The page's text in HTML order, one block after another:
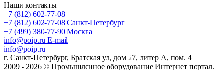
Наши контакты
+7 (812) 602-77-08
+7 (812) 602-77-08 Санкт-Петербург
+7 (499) 380-77-90 Москва
info@poip.ru E-mail
info@poip.ru
г. Санкт-Петербург, Братская ул, дом 27, литер А, пом. 4
2009 - 2026 © Промышленное оборудование Интернет портал.